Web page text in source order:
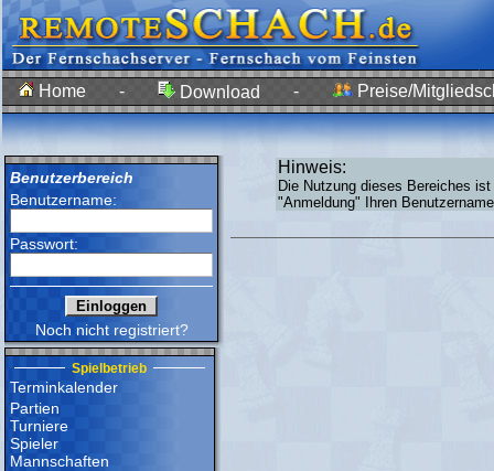
Home - Download - Preise/
Benutzerbereich
Benutzername:
Passwort:
Noch nicht registriert?
Spielbetrieb
Terminkalender
Partien
Turniere
Spieler
Mannschaften
Hinweis:
Die Nutzung dieses Bereiches
"Anmeldung" Ihren